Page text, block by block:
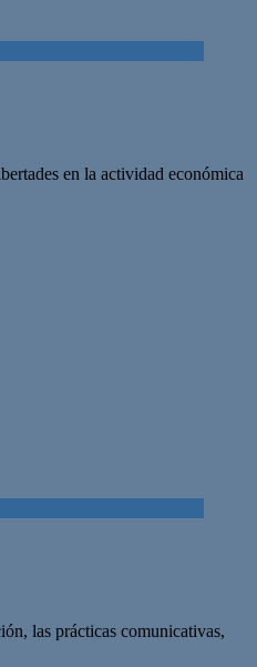
en la actividad económica
las prácticas comunicativas,